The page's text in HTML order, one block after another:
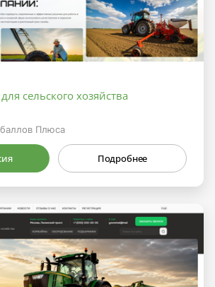
сельского хозяйства
баллов Плюса
Подробнее